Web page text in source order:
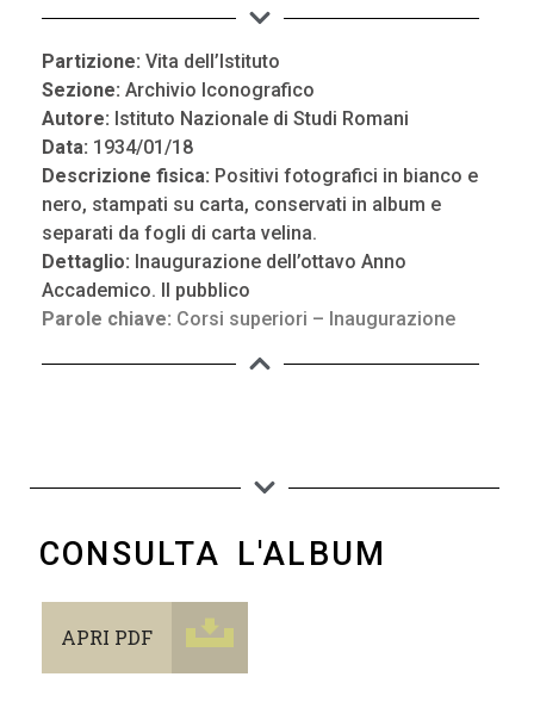
Partizione: Vita dell’Istituto
Sezione: Archivio Iconografico
Autore: Istituto Nazionale di Studi Romani
Data: 1934/01/18
Descrizione fisica: Positivi fotografici in bianco e
nero, stampati su carta, conservati in album e
separati da fogli di carta velina.
Dettaglio: Inaugurazione dell’ottavo Anno
Accademico. Il pubblico
Parole chiave: Corsi superiori – Inaugurazione
CONSULTA L'ALBUM
APRI PDF